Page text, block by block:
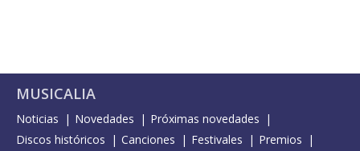
MUSICALIA
Noticias Novedades
Próximas novedades
Discos históricos
Canciones Festivales
Premios